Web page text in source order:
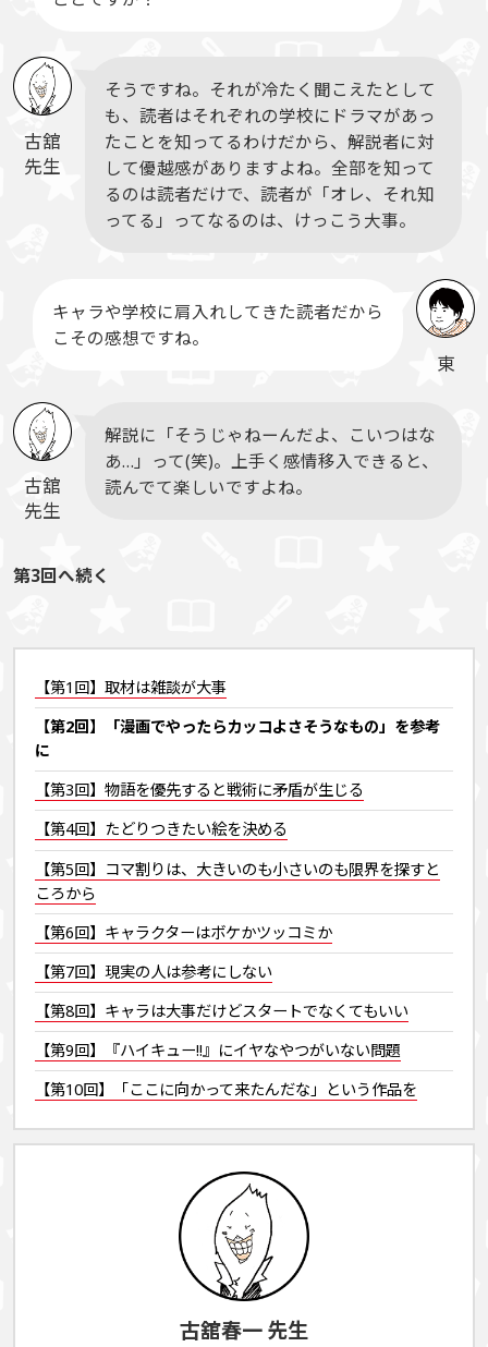
古舘
先生
そうですね。それが冷たく聞こえたとして
も、読者はそれぞれの学校にドラマがあっ
たことを知ってるわけだから、解説者に対
して優越感がありますよね。全部を知って
るのは読者だけで、読者が「オレ、それ知
ってる」ってなるのは、けっこう大事。
東
キャラや学校に肩入れしてきた読者だから
こその感想ですね。
古舘
先生
解説に「そうじゃねーんだよ、こいつはな
あ…」って(笑)。上手く感情移入できると、
読んでて楽しいですよね。
第3回へ続く
【第1回】取材は雑談が大事
【第2回】「漫画でやったらカッコよさそうなもの」を参考
に
【第3回】物語を優先すると戦術に矛盾が生じる
【第4回】たどりつきたい絵を決める
【第5回】コマ割りは、大きいのも小さいのも限界を探すと
ころから
【第6回】キャラクターはボケかツッコミか
【第7回】現実の人は参考にしない
【第8回】キャラは大事だけどスタートでなくてもいい
【第9回】『ハイキュー!!』にイヤなやつがいない問題
【第10回】「ここに向かって来たんだな」という作品を
古舘春一先生